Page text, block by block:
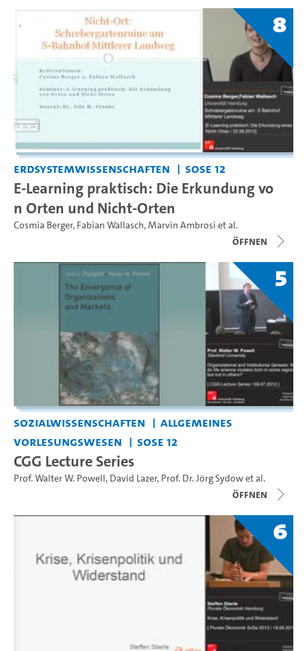
8
Erdsystemwissenschaften SoSe 12
E-Learning praktisch: Die Erkundung vo
n Orten und Nicht-Orten
Cosmia Berger, Fabian Wallasch,Marvin Ambrosi et al.
Öffnen
5
Sozialwissenschaften
Allgemeines
Vorlesungswesen
SoSe 12
CGG Lecture Series
Prof. Walter W. Powell, David Lazer, Prof. Dr. Jörg Sydowet al.
Öffnen
6